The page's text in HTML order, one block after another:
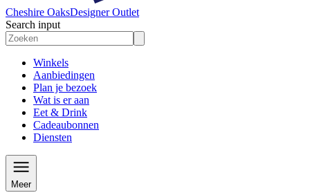
Cheshire OaksDesigner Outlet
Search input
Winkels
Aanbiedingen
Plan je bezoek
Wat is er aan
Eet & Drink
Cadeaubonnen
Diensten
Meer